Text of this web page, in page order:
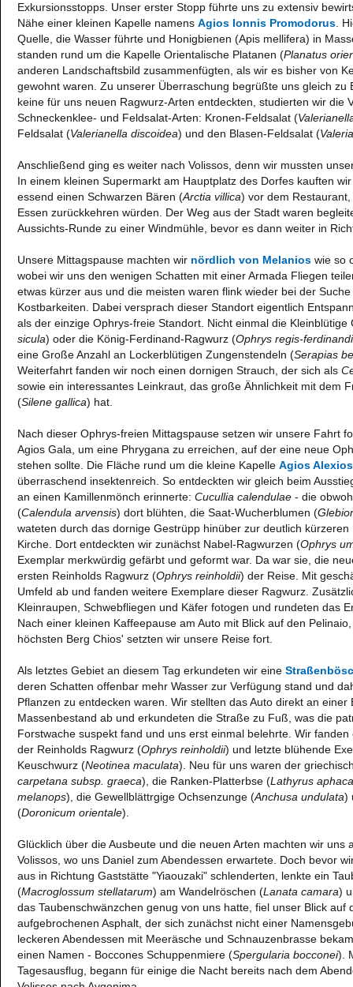
Exkursionsstopps. Unser erster Stopp führte uns zu extensiv
Nähe einer kleinen Kapelle namens Agios Ionnis Promodorus .
Quelle, die Wasser führte und Honigbienen (Apis mellifera) in
standen rund um die Kapelle Orientalische Platanen (Planatus
anderen Landschaftsbild zusammenfügten, als wir es bisher von
gewohnt waren. Zu unserer Überraschung begrüßte uns gleich zu
keine für uns neuen Ragwurz-Arten entdeckten, studierten wir die
Schneckenklee- und Feldsalat-Arten: Kronen-Feldsalat (
Feldsalat (Valerianella discoidea) und den Blasen-Feldsalat (
Anschließend ging es weiter nach Volissos, denn wir mussten
In einem kleinen Supermarkt am Hauptplatz des Dorfes kauften
essend einen Schwarzen Bären (Arctia villica) vor dem
Essen zurückkehren würden. Der Weg aus der Stadt waren
Aussichts-Runde zu einer Windmühle, bevor es dann weiter in
Unsere Mittagspause machten wir nördlich von Melanios wie so
wobei wir uns den wenigen Schatten mit einer Armada Fliegen
etwas kürzer aus und die meisten waren flink wieder bei der
Kostbarkeiten. Dabei versprach dieser Standort eigentlich
als der einzige Ophrys-freie Standort. Nicht einmal die Kleinblütige
sicula) oder die König-Ferdinand-Ragwurz (Ophrys regis-
eine Große Anzahl an Lockerblütigen Zungenstendeln (Serapias
Weiterfahrt fanden wir noch einen dornigen Strauch, der sich als
sowie ein interessantes Leinkraut, das große Ähnlichkeit mit dem
(Silene gallica) hat.
Nach dieser Ophrys-freien Mittagspause setzen wir unsere Fahrt
Agios Gala, um eine Phrygana zu erreichen, auf der eine neue
stehen sollte. Die Fläche rund um die kleine Kapelle Agios Alexios
überraschend insektenreich. So entdeckten wir gleich beim
an einen Kamillenmönch erinnerte: Cucullia calendulae - die
(Calendula arvensis) dort blühten, die Saat-Wucherblumen (
wateten durch das dornige Gestrüpp hinüber zur deutlich
Kirche. Dort entdeckten wir zunächst Nabel-Ragwurzen (Ophrys
Exemplar merkwürdig gefärbt und geformt war. Da war sie, die
ersten Reinholds Ragwurz (Ophrys reinholdii) der Reise. Mit
Umfeld ab und fanden weitere Exemplare dieser Ragwurz.
Kleinraupen, Schwebfliegen und Käfer fotogen und rundeten das
Nach einer kleinen Kaffeepause am Auto mit Blick auf den
höchsten Berg Chios' setzten wir unsere Reise fort.
Als letztes Gebiet an diesem Tag erkundeten wir eine
deren Schatten offenbar mehr Wasser zur Verfügung stand und
Pflanzen zu entdecken waren. Wir stellten das Auto direkt an einer
Massenbestand ab und erkundeten die Straße zu Fuß, was die
Forstwache suspekt fand und uns erst einmal belehrte. Wir
der Reinholds Ragwurz (Ophrys reinholdii) und letzte blühende
Keuschwurz (Neotinea maculata). Neu für uns waren der
carpetana subsp. graeca), die Ranken-Platterbse (Lathyrus aphaca
melanops), die Gewellblättrgige Ochsenzunge (Anchusa undulata)
(Doronicum orientale).
Glücklich über die Ausbeute und die neuen Arten machten wir uns
Volissos, wo uns Daniel zum Abendessen erwartete. Doch bevor
aus in Richtung Gaststätte "Yiaouzaki" schlenderten, lenkte ein
(Macroglossum stellatarum) am Wandelröschen (Lanata camara)
das Taubenschwänzchen genug von uns hatte, fiel unser Blick auf
aufgebrochenen Asphalt, der sich zunächst nicht einer
leckeren Abendessen mit Meeräsche und Schnauzenbrasse
einen Namen - Boccones Schuppenmiere (Spergularia bocconei).
Tagesausflug, begann für einige die Nacht bereits nach dem